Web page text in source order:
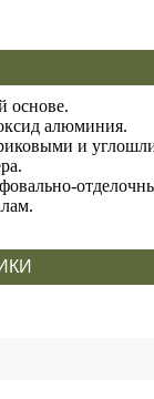
основе.
алюминия.
и